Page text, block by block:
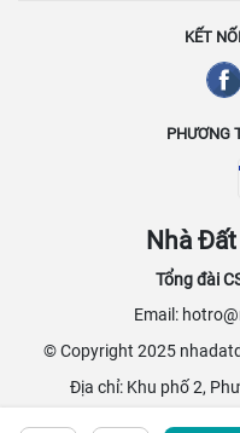
KẾT
PHƯƠNG
Nhà
Tổng đài
Email:
© Copyright 2025
Địa chỉ: Khu phố 2,